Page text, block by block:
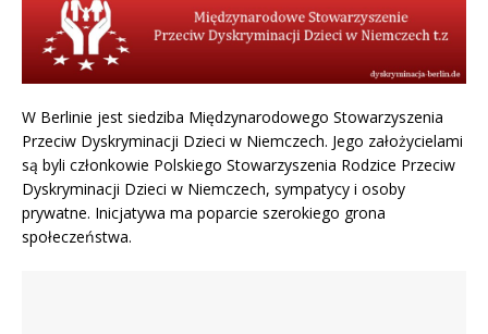
W Berlinie jest siedziba Międzynarodowego Stowarzyszenia
Przeciw Dyskryminacji Dzieci w Niemczech. Jego założycielami
są byli członkowie Polskiego Stowarzyszenia Rodzice Przeciw
Dyskryminacji Dzieci w Niemczech, sympatycy i osoby
prywatne. Inicjatywa ma poparcie szerokiego grona
społeczeństwa.